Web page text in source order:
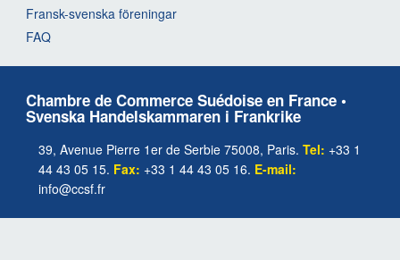
Fransk-svenska föreningar
FAQ
Chambre de Commerce Suédoise en France •
Svenska Handelskammaren i Frankrike
39, Avenue Pierre 1er de Serbie 75008, Paris. Tel: +33 1
44 43 05 15. Fax: +33 1 44 43 05 16. E-mail:
info@ccsf.fr